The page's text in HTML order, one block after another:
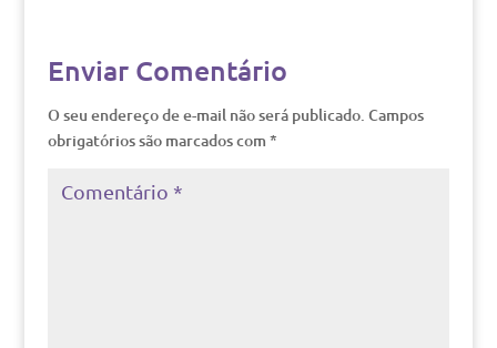
Enviar Comentário
O seu endereço de e-mail não será publicado. Campos
obrigatórios são marcados com *